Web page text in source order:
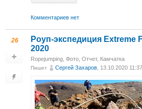
Комментариев нет
26
Роуп-экспедиция Extreme
2020
Ropejumping Фото Отчет, Камчатка
Пишет Сергей Захаров , 13.10.2020 11:37